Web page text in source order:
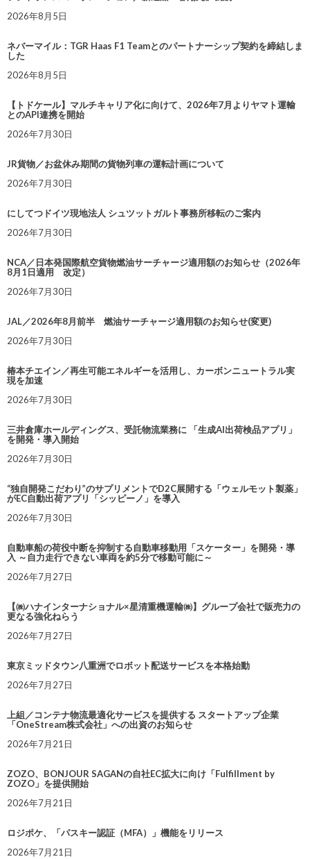
2026年8月5日
ネバーマイル：TGR Haas F1 Teamとのパートナーシップ契約を締結しま
した
2026年8月5日
【トドケール】マルチキャリア化に向けて、2026年7月よりヤマト運輸
とのAPI連携を開始
2026年7月30日
JR貨物／お盆休み期間の貨物列車の運転計画について
2026年7月30日
にしてつドイツ現地法人 シュツットガルト事務所移転のご案内
2026年7月30日
NCA／日本発国際航空貨物燃油サーチャージ適用額のお知らせ（2026年
8月1日適用 改定）
2026年7月30日
JAL／2026年8月前半 燃油サーチャージ適用額のお知らせ(変更)
2026年7月30日
椿本チエイン／再生可能エネルギーを活用し、カーボンニュートラル実
現を加速
2026年7月30日
三井倉庫ホールディングス、受託物流業務に 「生成AI出荷検品アプリ」
を開発・導入開始
2026年7月30日
“独自開発こだわり”のサプリメントでD2C展開する「ウェルモット製薬」
がEC自動出荷アプリ「シッピーノ」を導入
2026年7月30日
自動車船の荷役中断を抑制する自動車移動用「スケーター」を開発・導
入 ～自力走行できない車両を約5分で移動可能に～
2026年7月27日
【㈱ハナインターナショナル×星清重機運輸㈱】グループ会社で販売力の
更なる強化ねらう
2026年7月27日
東京ミッドタウン八重洲でロボット配送サービスを本格始動
2026年7月27日
上組／コンテナ物流最適化サービスを提供する スタートアップ企業
「OneStream株式会社」への出資のお知らせ
2026年7月21日
ZOZO、BONJOUR SAGANの自社EC拡大に向け「Fulfillment by
ZOZO」を提供開始
2026年7月21日
ロジポケ、「パスキー認証（MFA）」機能をリリース
2026年7月21日